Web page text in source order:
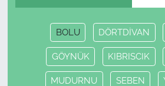
BOLU DÖRTDİVAN
GÖYNÜK KIBRISCIK
MUDURNU SEBEN